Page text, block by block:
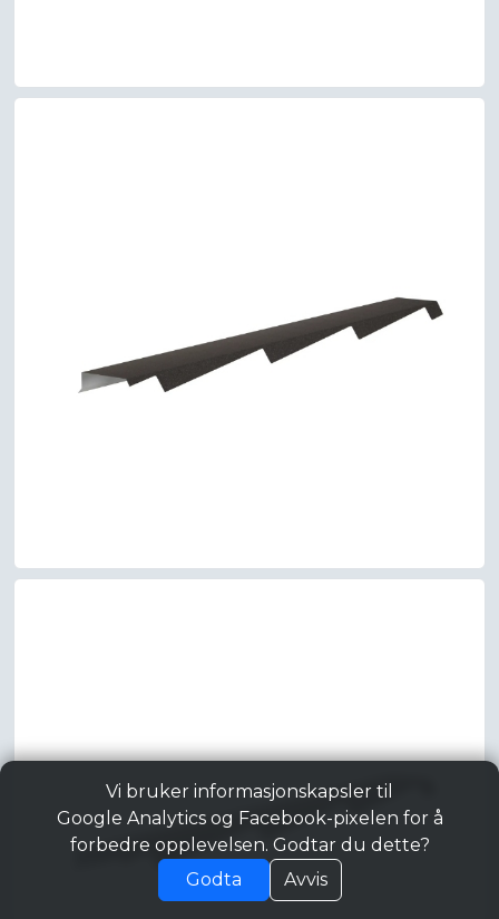
Vi bruker informasjonskapsler til
Google Analytics og Facebook-pixelen for å
forbedre opplevelsen. Godtar du dette?
Godta
Avvis